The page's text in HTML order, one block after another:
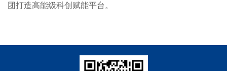
团打造高能级科创赋能平台。